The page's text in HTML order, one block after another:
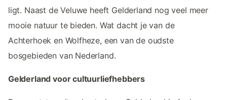
ligt. Naast de Veluwe heeft Gelderland nog veel meer
mooie natuur te bieden. Wat dacht je van de
Achterhoek en Wolfheze, een van de oudste
bosgebieden van Nederland.
Gelderland voor cultuurliefhebbers